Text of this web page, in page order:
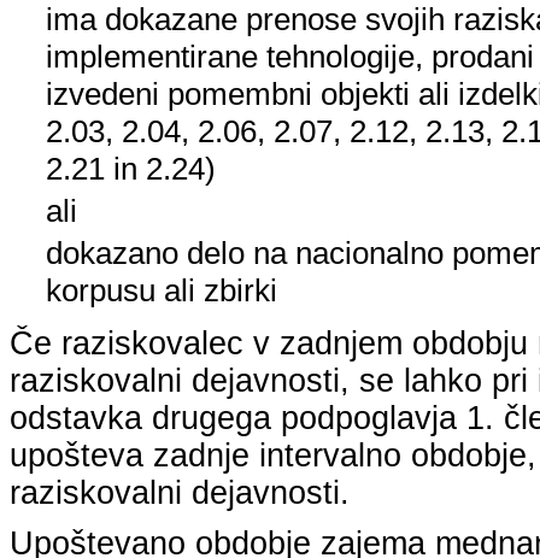
ima dokazane prenose svojih
implementirane tehnologije,
izvedeni pomembni objekti ali
2.03, 2.04, 2.06, 2.07, 2.12, 2.13,
2.21 in 2.24)
ali
dokazano delo na nacionalno
korpusu ali zbirki
Če raziskovalec v zadnjem
raziskovalni dejavnosti, se lahko
odstavka drugega podpoglavja 1.
upošteva zadnje intervalno
raziskovalni dejavnosti.
Upoštevano obdobje zajema